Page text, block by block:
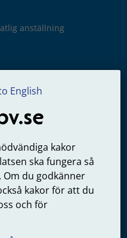
English
kakor
ska fungera så
du godkänner
kakor för att du
och för
anställning
från statlig